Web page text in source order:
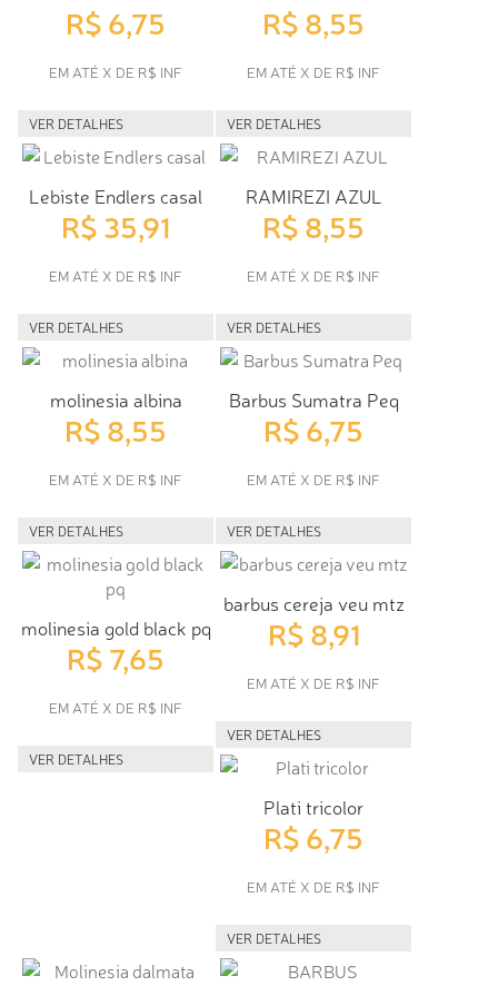
R$ 6,75
EM ATÉ X DE R$ INF
VER DETALHES
R$ 8,55
EM ATÉ X DE R$ INF
VER DETALHES
Lebiste Endlers casal
R$ 35,91
EM ATÉ X DE R$ INF
VER DETALHES
RAMIREZI AZUL
R$ 8,55
EM ATÉ X DE R$ INF
VER DETALHES
molinesia albina
R$ 8,55
EM ATÉ X DE R$ INF
VER DETALHES
Barbus Sumatra Peq
R$ 6,75
EM ATÉ X DE R$ INF
VER DETALHES
molinesia gold black pq
R$ 7,65
EM ATÉ X DE R$ INF
VER DETALHES
barbus cereja veu mtz
R$ 8,91
EM ATÉ X DE R$ INF
VER DETALHES
Plati tricolor
R$ 6,75
EM ATÉ X DE R$ INF
VER DETALHES